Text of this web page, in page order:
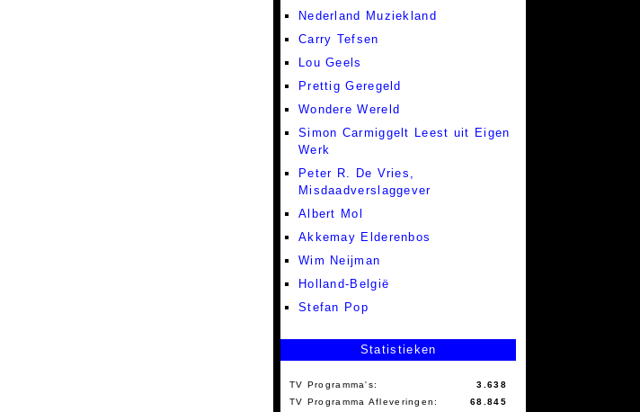
Nederland Muziekland
Carry Tefsen
Lou Geels
Prettig Geregeld
Wondere Wereld
Simon Carmiggelt Leest uit Eigen
Werk
Peter R. De Vries,
Misdaadverslaggever
Albert Mol
Akkemay Elderenbos
Wim Neijman
Holland-België
Stefan Pop
Statistieken
TV Programma's:
3.638
TV Programma Afleveringen:
68.845